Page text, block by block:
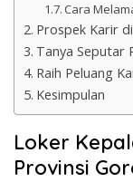
Cara
Prospek Karir
Tanya Seputar
Raih Peluang
Kesimpulan
Loker
Provinsi